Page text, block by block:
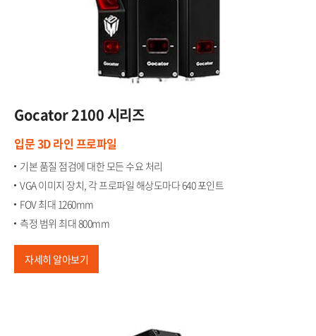
Gocator​2100 시리즈
입문 3D 라인 프로파일​
기본 품질 점검에 대한 모든 수요 처리​
VGA 이미지 장치, 각 프로파일 해상도마다 640 포인트​
FOV 최대 1260mm​
측정 범위 최대 800mm
자세히 알아보기